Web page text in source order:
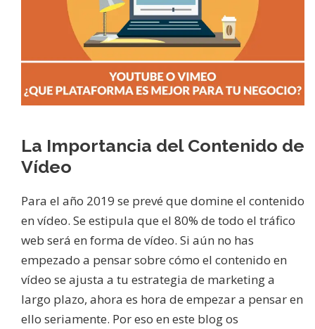
La Importancia del Contenido de
Vídeo
Para el año 2019 se prevé que domine el contenido
en vídeo. Se estipula que el 80% de todo el tráfico
web será en forma de vídeo. Si aún no has
empezado a pensar sobre cómo el contenido en
vídeo se ajusta a tu estrategia de marketing a
largo plazo, ahora es hora de empezar a pensar en
ello seriamente. Por eso en este blog os